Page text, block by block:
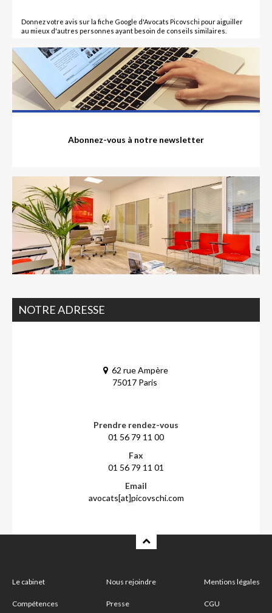
Donnez votre avis sur la fiche Google d'Avocats Picovschi pour aiguiller
au mieux d'autres personnes ayant besoin de conseils similaires.
Abonnez-vous à notre newsletter
NOTRE ADRESSE
62 rue Ampère
75017 Paris
Prendre rendez-vous
01 56 79 11 00
Fax
01 56 79 11 01
Email
avocats[at]picovschi.com
Le cabinet
Compétences
Nous rejoindre
Presse
Mentions légales
CGU